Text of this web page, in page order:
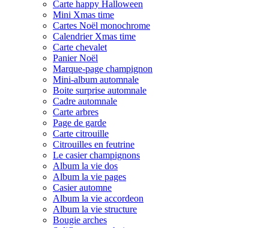
Carte happy Halloween
Mini Xmas time
Cartes Noël monochrome
Calendrier Xmas time
Carte chevalet
Panier Noël
Marque-page champignon
Mini-album automnale
Boite surprise automnale
Cadre automnale
Carte arbres
Page de garde
Carte citrouille
Citrouilles en feutrine
Le casier champignons
Album la vie dos
Album la vie pages
Casier automne
Album la vie accordeon
Album la vie structure
Bougie arches